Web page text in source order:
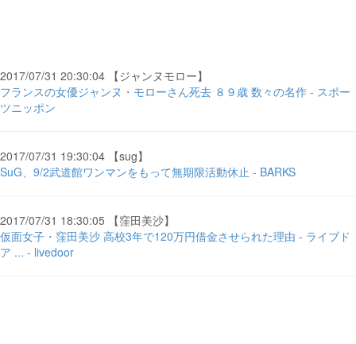
2017/07/31 20:30:04 【ジャンヌモロー】
フランスの女優ジャンヌ・モローさん死去 ８９歳 数々の名作 - スポー
ツニッポン
2017/07/31 19:30:04 【sug】
SuG、9/2武道館ワンマンをもって無期限活動休止 - BARKS
2017/07/31 18:30:05 【窪田美沙】
仮面女子・窪田美沙 高校3年で120万円借金させられた理由 - ライブド
ア ... - livedoor